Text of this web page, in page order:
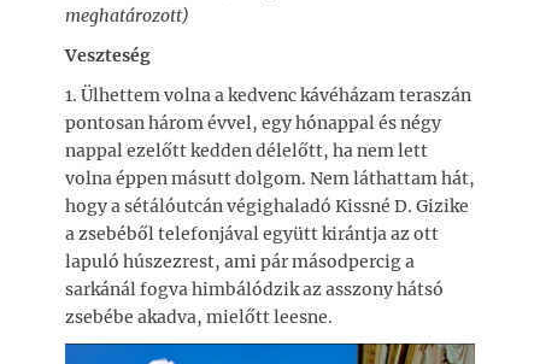
meghatározott)
Veszteség
1. Ülhettem volna a kedvenc kávéházam teraszán
pontosan három évvel, egy hónappal és négy
nappal ezelőtt kedden délelőtt, ha nem lett
volna éppen másutt dolgom. Nem láthattam hát,
hogy a sétálóutcán végighaladó Kissné D. Gizike
a zsebéből telefonjával együtt kirántja az ott
lapuló húszezrest, ami pár másodpercig a
sarkánál fogva himbálódzik az asszony hátsó
zsebébe akadva, mielőtt leesne.